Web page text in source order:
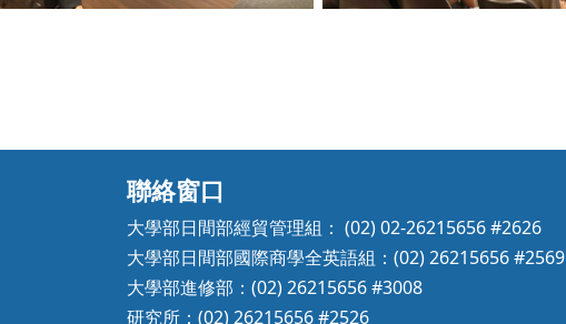
聯絡窗口
大學部日間部經貿管理組： (02) 02-26215656 #2626
大學部日間部國際商學全英語組：(02) 26215656 #2569
大學部進修部：(02) 26215656 #3008
研究所：(02) 26215656 #2526